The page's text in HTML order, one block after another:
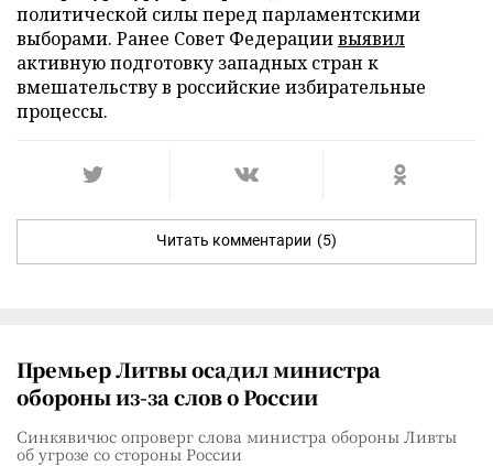
политической силы перед парламентскими
выборами. Ранее Совет Федерациивыявил
активную подготовку западных стран к
вмешательству в российские избирательные
процессы.
Читать комментарии (5)
Премьер Литвы осадил министра
обороны из-за слов о России
Синкявичюс опроверг слова министра обороны Ливты
об угрозе со стороны России